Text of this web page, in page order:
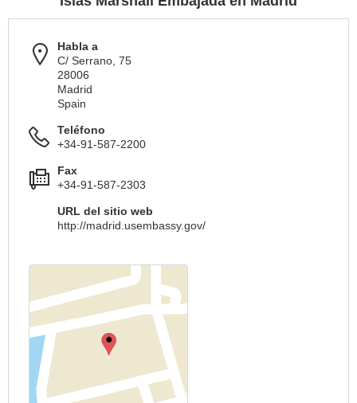
Habla a
C/ Serrano, 75
28006
Madrid
Spain
Teléfono
+34-91-587-2200
Fax
+34-91-587-2303
URL del sitio web
http://madrid.usembassy.gov/